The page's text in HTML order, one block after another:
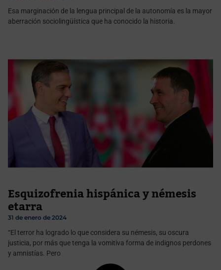
Esa marginación de la lengua principal de la autonomía es la mayor
aberración sociolingüística que ha conocido la historia.
Esquizofrenia hispánica y némesis
etarra
31 de enero de 2024
“El terror ha logrado lo que considera su némesis, su oscura
justicia, por más que tenga la vomitiva forma de indignos perdones
y amnistías. Pero